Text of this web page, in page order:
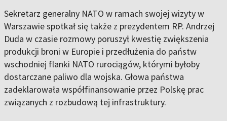
Sekretarz generalny NATO w ramach swojej wizyty w
Warszawie spotkał się także z prezydentem RP. Andrzej
Duda w czasie rozmowy poruszył kwestię zwiększenia
produkcji broni w Europie i przedłużenia do państw
wschodniej flanki NATO rurociągów, którymi byłoby
dostarczane paliwo dla wojska. Głowa państwa
zadeklarowała współfinansowanie przez Polskę prac
związanych z rozbudową tej infrastruktury.